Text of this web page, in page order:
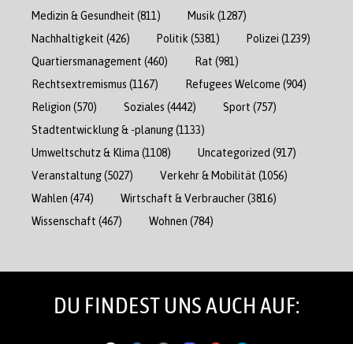
Medizin & Gesundheit (811) Musik (1287)
Nachhaltigkeit (426) Politik (5381) Polizei (1239)
Quartiersmanagement (460) Rat (981)
Rechtsextremismus (1167) Refugees Welcome (904)
Religion (570) Soziales (4442) Sport (757)
Stadtentwicklung & -planung(1133)
Umweltschutz & Klima (1108) Uncategorized (917)
Veranstaltung(5027) Verkehr & Mobilität (1056)
Wahlen (474) Wirtschaft & Verbraucher(3816)
Wissenschaft (467) Wohnen (784)
DU FINDEST UNS AUCH AUF: